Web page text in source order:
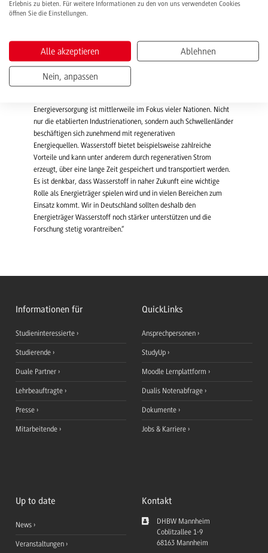
Wasserstoffverdichters für die Anwendung in einem
der Konferenz.
Braucht die Energiewende Wasserstoff?
Energieversorgung ist mittlerweile im Fokus vieler Nationen. Nicht
nur die etablierten Industrienationen, sondern auch Schwellenländer
beschäftigen sich zunehmend mit regenerativen
Energiequellen. Wasserstoff bietet beispielsweise zahlreiche
Vorteile und kann unter anderem durch regenerativen Strom
erzeugt, über eine lange Zeit gespeichert und transportiert werden.
Es ist denkbar, dass Wasserstoff in naher Zukunft eine wichtige
Rolle als Energieträger spielen wird und in vielen Bereichen zum
Einsatz kommt. Wir in Deutschland sollten deshalb den
Energieträger Wasserstoff noch stärker unterstützen und die
Forschung stetig vorantreiben.“
Informationen für
Studieninteressierte
Studierende
Duale Partner
Lehrbeauftragte
Presse
Mitarbeitende
QuickLinks
Ansprechpersonen
StudyUp
Moodle Lernplattform
Dualis Notenabfrage
Dokumente
Jobs & Karriere
Up to date
News
Veranstaltungen
Kontakt
DHBW Mannheim
Coblitzallee 1-9
68163 Mannheim
Erlebnis zu bieten. Für weitere Informationen zu den von uns verwendeten Cookies
öffnen Sie die Einstellungen.
Alle akzeptieren Ablehnen
Nein, anpassen